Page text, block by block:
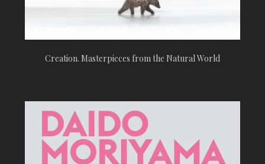
Creation. Masterpieces from the Natural World